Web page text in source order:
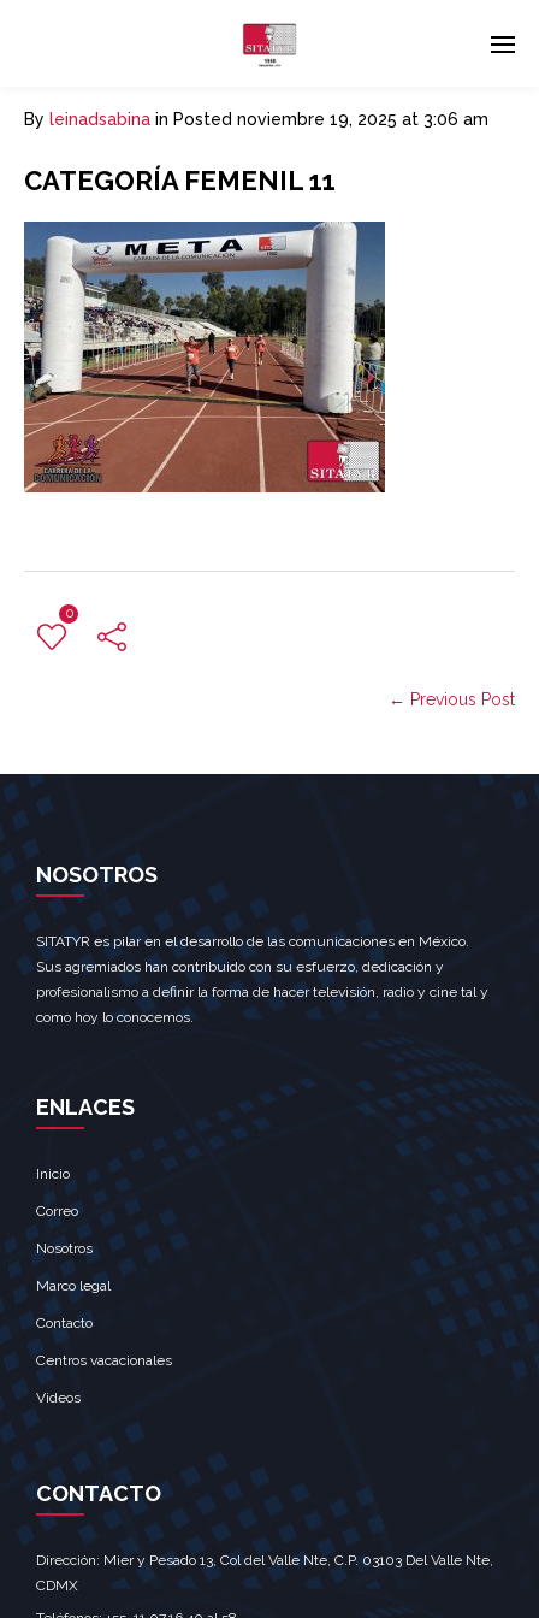
By leinadsabina in Posted noviembre 19, 2025 at 3:06 am
CATEGORÍA FEMENIL 11
0
← Previous Post
NOSOTROS
SITATYR es pilar en el desarrollo de las comunicaciones en México.
Sus agremiados han contribuido con su esfuerzo, dedicación y
profesionalismo a definir la forma de hacer televisión, radio y cine tal y
como hoy lo conocemos.
ENLACES
Inicio
Correo
Nosotros
Marco legal
Contacto
Centros vacacionales
Videos
CONTACTO
Dirección: Mier y Pesado 13, Col del Valle Nte, C.P. 03103 Del Valle Nte,
CDMX‎